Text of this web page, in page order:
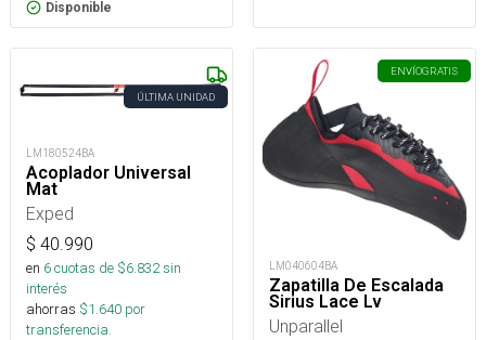
Disponible
ÚLTIMA UNIDAD
LM180524BA
Acoplador Universal
Mat
Exped
$ 40.990
en 6cuotas de $6.832sin
interés
ahorras $1.640 por
transferencia.
ENVÍOGRATIS
LM040604BA
Zapatilla De Escalada
Sirius Lace Lv
Unparallel